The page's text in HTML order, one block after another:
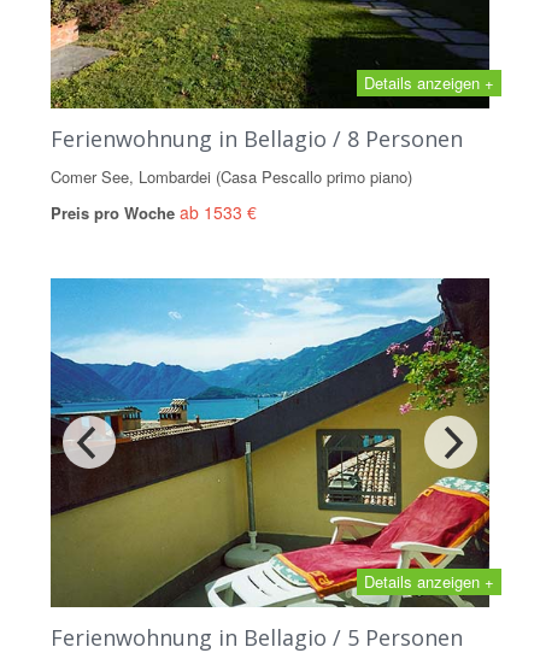
Details anzeigen +
Ferienwohnung in Bellagio / 8 Personen
Comer See, Lombardei (Casa Pescallo primo piano)
Preis pro Woche ab 1533 €
Details anzeigen +
Ferienwohnung in Bellagio / 5 Personen